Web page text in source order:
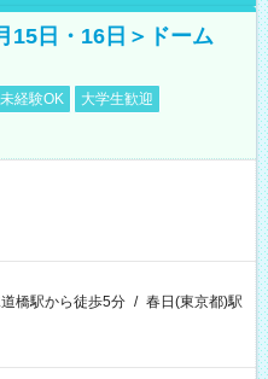
15日・16日＞ドーム
経験OK
大学生歓迎
橋駅から徒歩5分 / 春日(東京都)駅